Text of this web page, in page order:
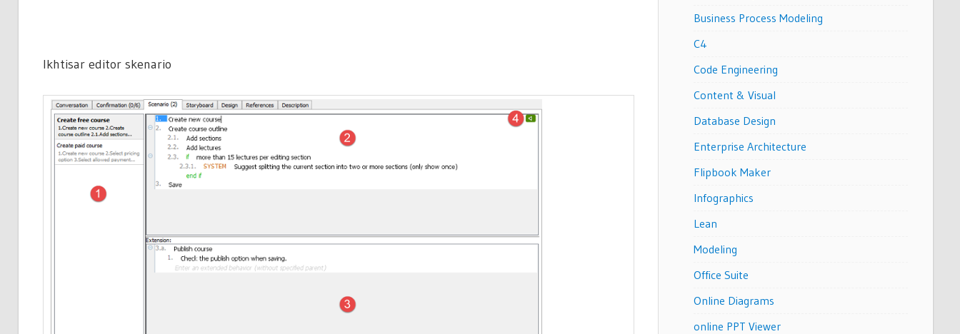
Ikhtisar editor skenario
Business Process Modeling
C4
Code Engineering
Content & Visual
Database Design
Enterprise Architecture
Flipbook Maker
Infographics
Lean
Modeling
Office Suite
Online Diagrams
online PPT Viewer